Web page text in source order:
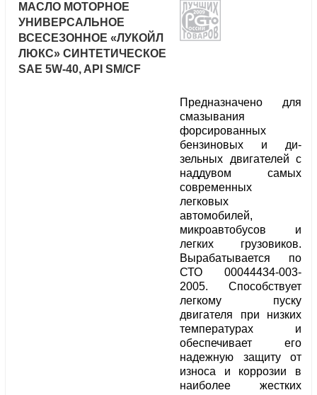
МАСЛО МОТОРНОЕ
УНИВЕРСАЛЬНОЕ
ВСЕСЕЗОННОЕ «ЛУКОЙЛ
ЛЮКС» СИНТЕТИЧЕСКОЕ
SAE 5W-40, API SM/CF
Предназначено для
смазывания
форсированных
бензиновых и ди-
зельных двигателей с
наддувом самых
современных
легковых
автомобилей,
микроавтобусов и
легких грузовиков.
Вырабатывается по
СТО 00044434-003-
2005. Способствует
легкому пуску
двигателя при низких
температурах и
обеспечивает его
надежную защиту от
износа и коррозии в
наиболее жестких